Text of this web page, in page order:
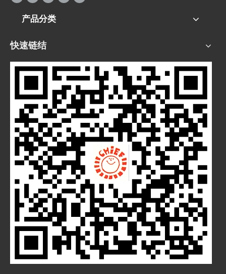
产品分类
快速链结